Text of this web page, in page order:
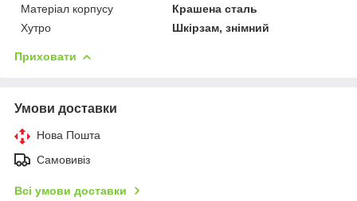
Матеріал корпусу
Крашена сталь
Хутро
Шкірзам, знімний
Приховати
Умови доставки
Нова Пошта
Самовивіз
Всі умови доставки